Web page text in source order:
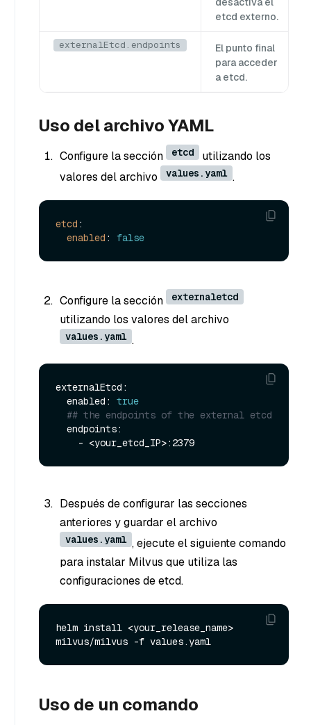
etcd externo.
externalEtcd.endpoints
El punto final
para acceder
a etcd.
Uso del archivo YAML
Configure la sección etcd
utilizando los
valores del archivo
values.yaml .
etcd :
enabled : false
Configure la sección externaletcd
utilizando los valores del archivo
values.yaml .
externalEtcd:
  enabled:
true
## the endpoints of the external etcd
Después de configurar las secciones
anteriores y guardar el archivo
values.yaml , ejecute el siguiente comando
para instalar Milvus que utiliza las
configuraciones de etcd.
helm install <your_release_name>
Uso de un comando